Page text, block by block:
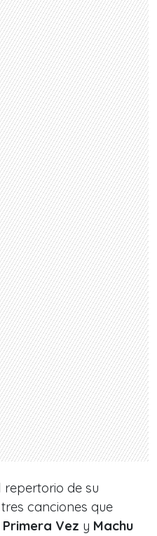
de su
canciones que
Primera Vez y Machu